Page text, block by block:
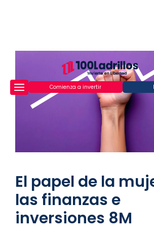
Comienza a invertir
El papel de la
las finanzas e
inversiones 8M